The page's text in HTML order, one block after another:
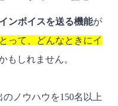
ンボイスを送る機能が
って、どんなときにイ
もしれません。
ノウハウを150名以上